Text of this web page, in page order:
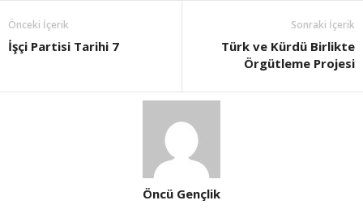
Önceki İçerik
İşçi Partisi Tarihi 7
Sonraki İçerik
Türk ve Kürdü Birlikte
Örgütleme Projesi
Öncü Gençlik